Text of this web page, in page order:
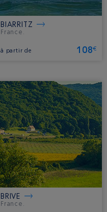
BIARRITZ
France.
à partir de 108€
BRIVE
France.